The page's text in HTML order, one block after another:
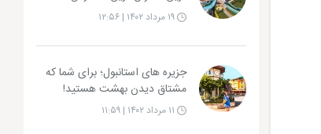
۱۹ مرداد ۱۴۰۲ | ۱۲:۵۶
جزیره‌ های استانبول؛ برای شما که
مشتاق دیدن بهشت هستید!